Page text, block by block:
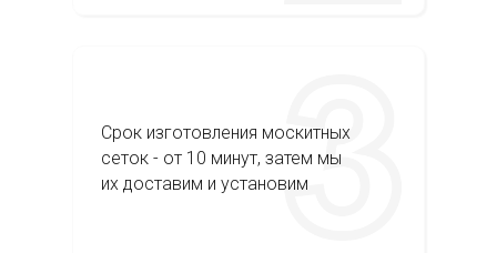
Срок изготовления москитных
сеток - от 10 минут, затем мы
их доставим и установим